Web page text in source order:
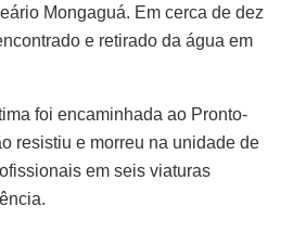
Mongaguá. Em cerca de dez
e retirado da água em
foi encaminhada ao Pronto-
resistiu e morreu na unidade de
em seis viaturas